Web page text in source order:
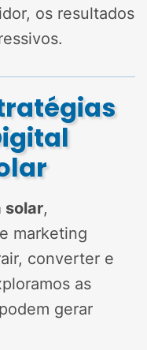
os resultados
solar,
marketing
converter e
as
gerar